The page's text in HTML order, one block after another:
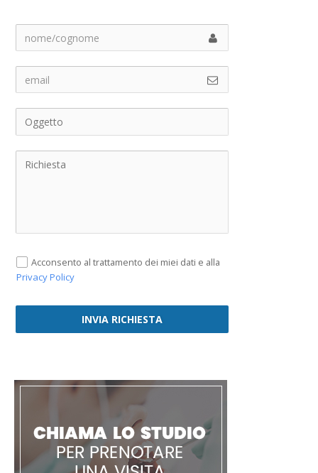
Acconsento al trattamento dei miei dati e alla
Privacy Policy
INVIA RICHIESTA